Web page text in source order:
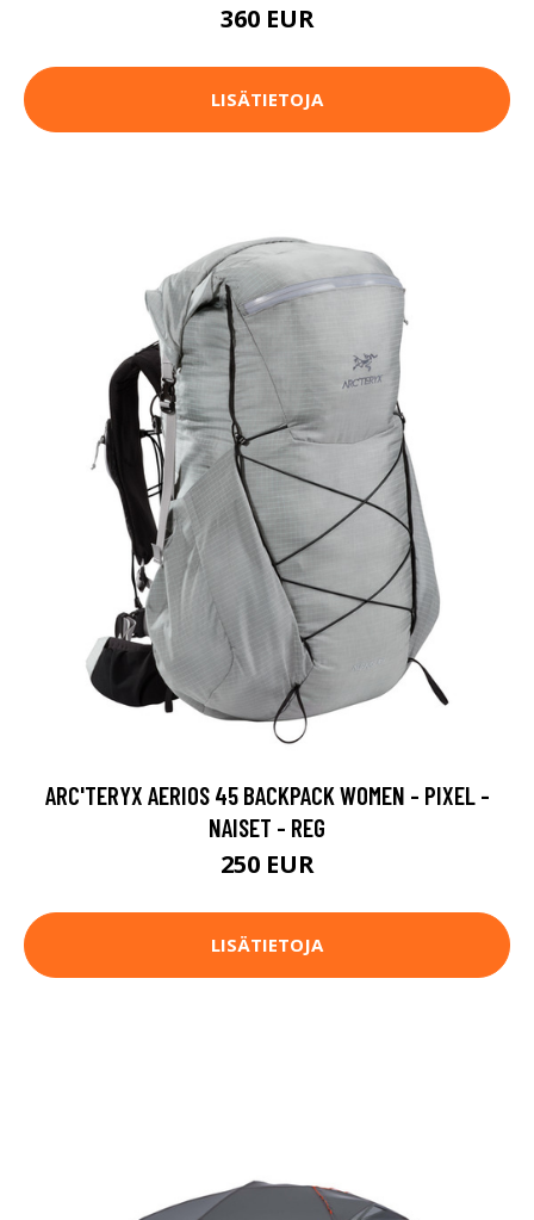
360 EUR
LISÄTIETOJA
ARC'TERYX AERIOS 45 BACKPACK WOMEN - PIXEL -
NAISET - REG
250 EUR
LISÄTIETOJA